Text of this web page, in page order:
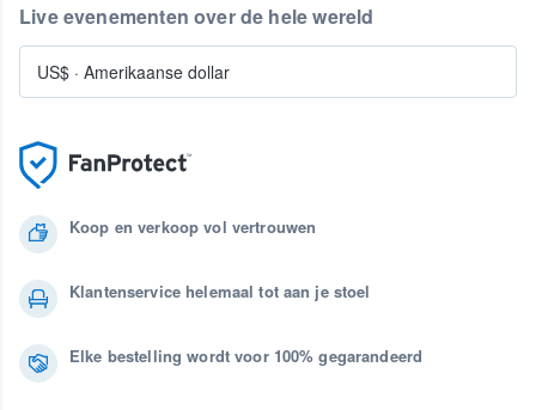
Koop en verkoop vol vertrouwen
Klantenservice helemaal tot aan je stoel
Elke bestelling wordt voor 100% gegarandeerd
Live evenementen over de hele wereld
US$ · Amerikaanse dollar